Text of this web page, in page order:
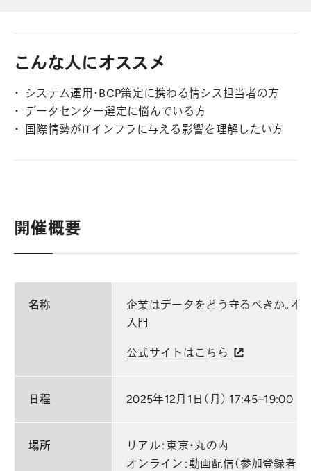
こんな人にオススメ
システム運用・BCP策定に携わる情シス担当者の方
データセンター選定に悩んでいる方
国際情勢がITインフラに与える影響を理解したい方
開催概要
名称
企業はデータをどう守るべきか。不
入門
公式サイトはこちら
日程 2025年12月1日（月） 17:45–19:00
場所
リアル：東京・丸の内
オンライン：動画配信（参加登録者の